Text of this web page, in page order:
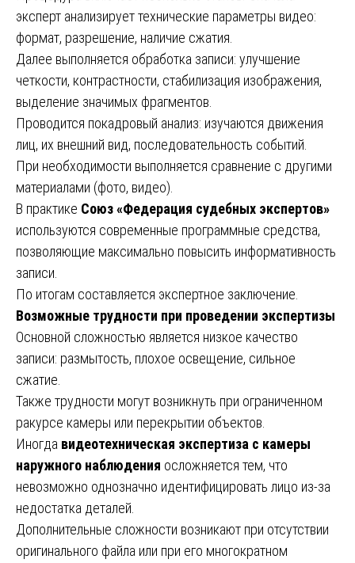
эксперт анализирует технические параметры видео:
формат, разрешение, наличие сжатия.
Далее выполняется обработка записи: улучшение
четкости, контрастности, стабилизация изображения,
выделение значимых фрагментов.
Проводится покадровый анализ: изучаются движения
лиц, их внешний вид, последовательность событий.
При необходимости выполняется сравнение с другими
материалами (фото, видео).
В практике Союз «Федерация судебных экспертов»
используются современные программные средства,
позволяющие максимально повысить информативность
записи.
По итогам составляется экспертное заключение.
Возможные трудности при проведении экспертизы
Основной сложностью является низкое качество
записи: размытость, плохое освещение, сильное
сжатие.
Также трудности могут возникнуть при ограниченном
ракурсе камеры или перекрытии объектов.
Иногда видеотехническая экспертиза с камеры
наружного наблюдения осложняется тем, что
невозможно однозначно идентифицировать лицо из-за
недостатка деталей.
Дополнительные сложности возникают при отсутствии
оригинального файла или при его многократном